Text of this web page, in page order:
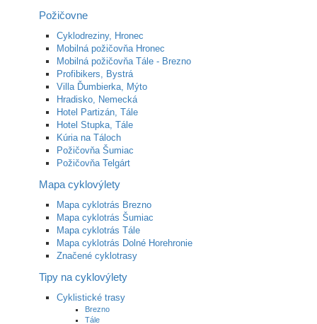
Požičovne
Cyklodreziny, Hronec
Mobilná požičovňa Hronec
Mobilná požičovňa Tále - Brezno
Profibikers, Bystrá
Villa Ďumbierka, Mýto
Hradisko, Nemecká
Hotel Partizán, Tále
Hotel Stupka, Tále
Kúria na Táloch
Požičovňa Šumiac
Požičovňa Telgárt
Mapa cyklovýlety
Mapa cyklotrás Brezno
Mapa cyklotrás Šumiac
Mapa cyklotrás Tále
Mapa cyklotrás Dolné Horehronie
Značené cyklotrasy
Tipy na cyklovýlety
Cyklistické trasy
Brezno
Tále